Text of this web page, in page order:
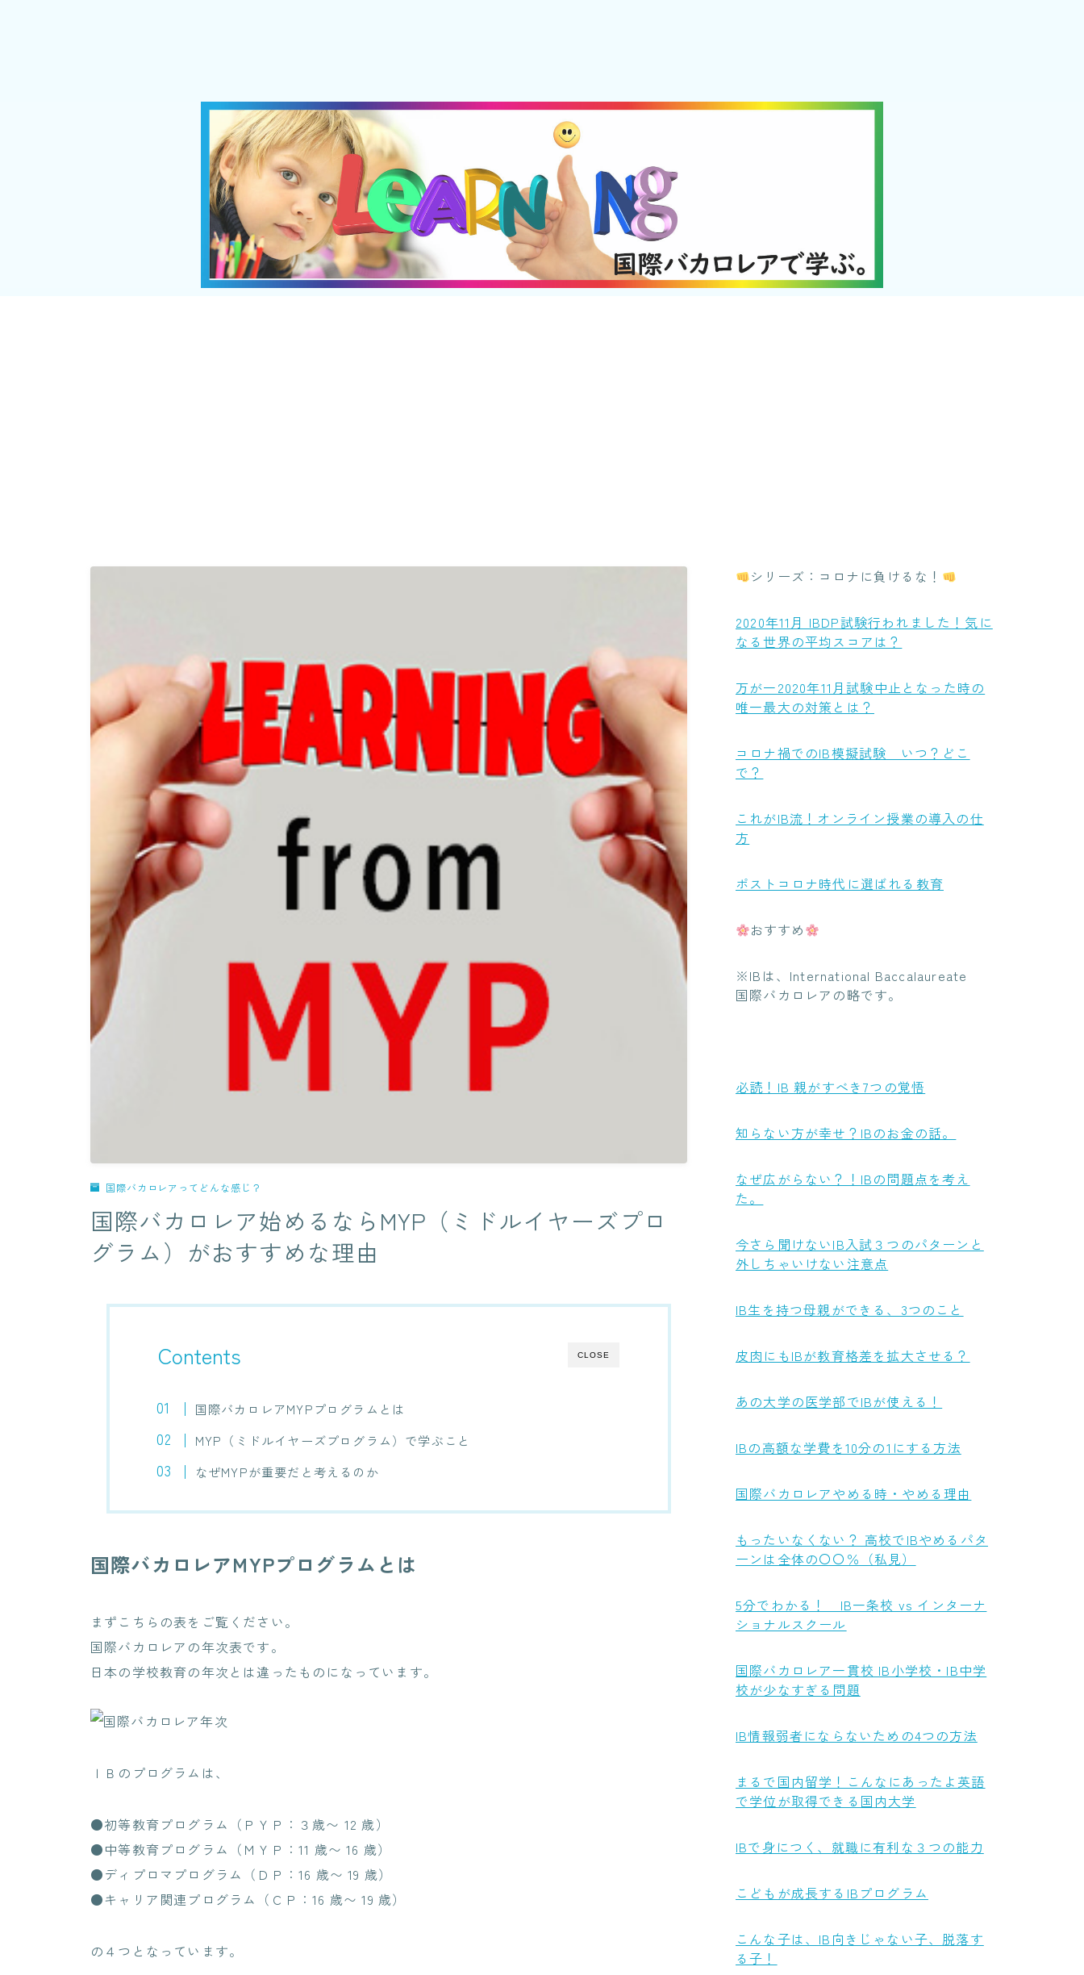
国際バカロレアってどんな感じ？
国際バカロレア始めるならMYP（ミドルイヤーズプロ
グラム）がおすすめな理由
CLOSE
Contents
国際バカロレアMYPプログラムとは
MYP（ミドルイヤーズプログラム）で学ぶこと
なぜMYPが重要だと考えるのか
国際バカロレアMYPプログラムとは
まずこちらの表をご覧ください。
国際バカロレアの年次表です。
日本の学校教育の年次とは違ったものになっています。
ＩＢのプログラムは、
●初等教育プログラム（ＰＹＰ：３歳〜 12 歳）
●中等教育プログラム（ＭＹＰ：11 歳〜 16 歳）
●ディプロマプログラム（ＤＰ：16 歳〜 19 歳）
●キャリア関連プログラム（ＣＰ：16 歳〜 19 歳）
の４つとなっています。
シリーズ：コロナに負けるな！
2020年11月 IBDP試験行われました！気に
なる世界の平均スコアは？
万が一2020年11月試験中止となった時の
唯一最大の対策とは？
コロナ禍でのIB模擬試験 いつ？どこ
で？
これがIB流！オンライン授業の導入の仕
方
ポストコロナ時代に選ばれる教育
おすすめ
※IBは、International Baccalaureate
国際バカロレア の略です。
必読！IB 親がすべき7つの覚悟
知らない方が幸せ？IBのお金の話。
なぜ広がらない？！IBの問題点を考え
た。
今さら聞けないIB入試３つのパターンと
外しちゃいけない注意点
IB生を持つ母親ができる、3つのこと
皮肉にもIBが教育格差を拡大させる？
あの大学の医学部でIBが使える！
IBの高額な学費を10分の1にする方法
国際バカロレアやめる時・やめる理由
もったいなくない？ 高校でIBやめるパタ
ーンは全体の〇〇％（私見）
5分でわかる！ IB一条校 vs インターナ
ショナルスクール
国際バカロレア一貫校 IB小学校・IB中学
校が少なすぎる問題
IB情報弱者にならないための4つの方法
まるで国内留学！こんなにあったよ英語
で学位が取得できる国内大学
IBで身につく、就職に有利な３つの能力
こどもが成長するIBプログラム
こんな子は、IB向きじゃない子、脱落す
る子！